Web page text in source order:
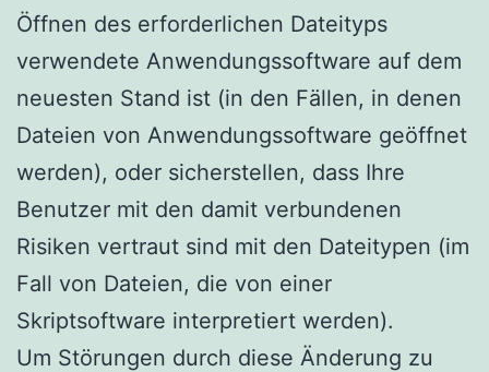
Öffnen des erforderlichen Dateityps
verwendete Anwendungssoftware auf dem
neuesten Stand ist (in den Fällen, in denen
Dateien von Anwendungssoftware geöffnet
werden), oder sicherstellen, dass Ihre
Benutzer mit den damit verbundenen
Risiken vertraut sind mit den Dateitypen (im
Fall von Dateien, die von einer
Skriptsoftware interpretiert werden).
Um Störungen durch diese Änderung zu